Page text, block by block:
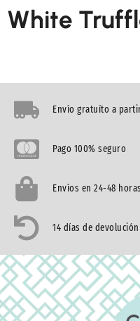
White
Envío gratuíto a
Pago 100% seguro
Envíos en 24-48
14 días de devolución